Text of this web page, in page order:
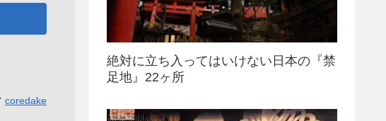
coredake
絶対に立ち入ってはいけない日本の『禁
足地』22ヶ所